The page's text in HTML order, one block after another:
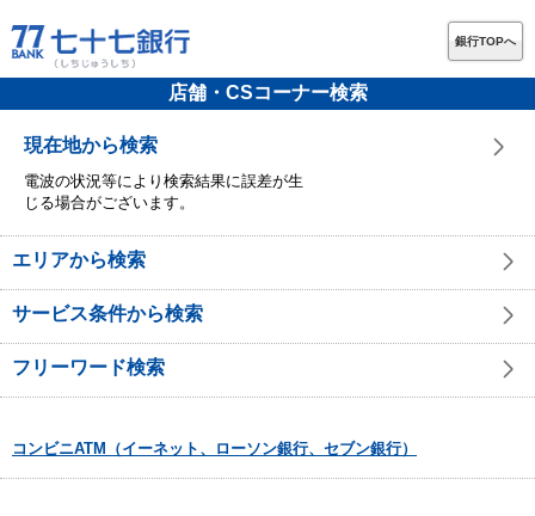
銀行TOPへ
店舗・CSコーナー検索
現在地から検索
電波の状況等により検索結果に誤差が生
じる場合がございます。
エリアから検索
サービス条件から検索
フリーワード検索
コンビニATM（イーネット、ローソン銀行、セブン銀行）